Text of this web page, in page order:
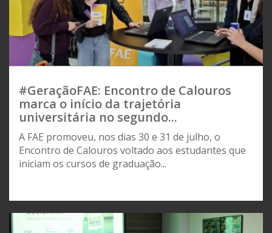
#GeraçãoFAE: Encontro de Calouros
marca o início da trajetória
universitária no segundo...
A FAE promoveu, nos dias 30 e 31 de julho, o
Encontro de Calouros voltado aos estudantes que
iniciam os cursos de graduação...